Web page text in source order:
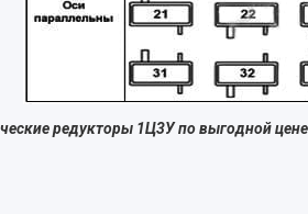
редукторы 1Ц3У по выгодной